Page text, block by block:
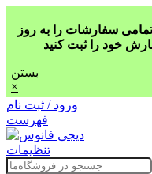
سفارشات را به روز
بستن
×
ورود / ثبت نام
فهرست
تنظیمات